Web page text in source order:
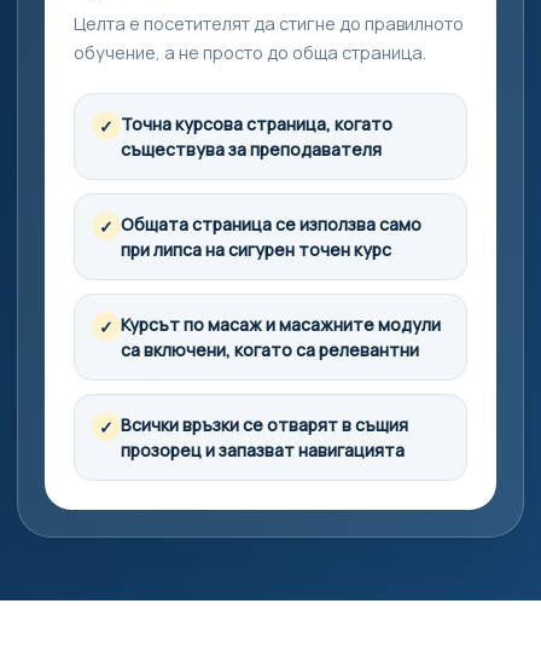
Целта е посетителят да стигне до правилното
обучение, а не просто до обща страница.
✓ Точна курсова страница, когато
съществува за преподавателя
✓ Общата страница се използва само
при липса на сигурен точен курс
✓ Курсът по масаж и масажните модули
са включени, когато са релевантни
✓ Всички връзки се отварят в същия
прозорец и запазват навигацията